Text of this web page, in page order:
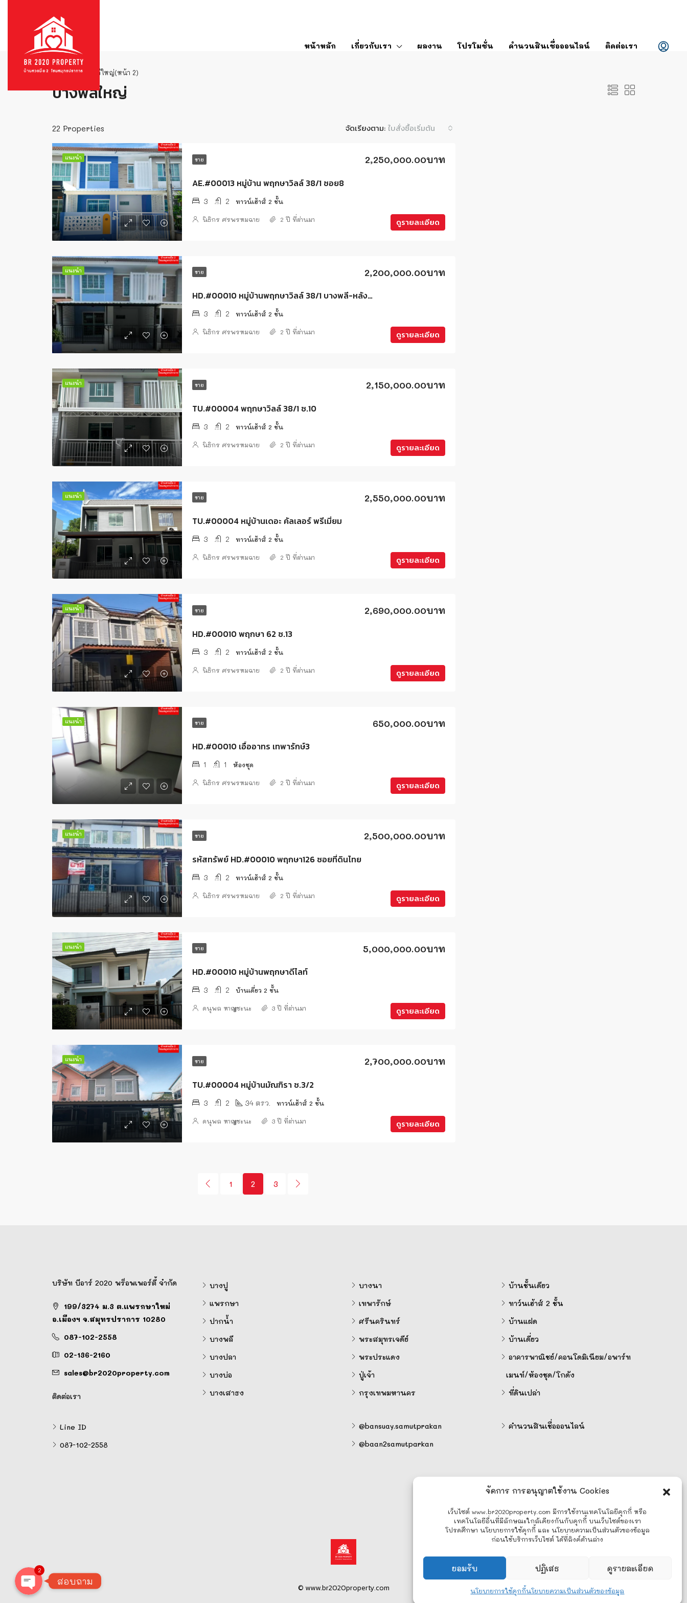
จัดการ การอนุญาตใช้งาน Cookies
เว็บไซต์ www.br2020property.com มีการใช้งานเทคโนโลยีคุกกี้ หรือ
เทคโนโลยีอื่นที่มีลักษณะใกล้เคียงกันกับคุกกี้ บนเว็บไซต์ของเรา
โปรดศึกษา นโยบายการใช้คุกกี้ และ นโยบายความเป็นส่วนตัวของข้อมูล
ก่อนใช้บริการเว็บไซต์ ได้ที่ลิงค์ด้านล่าง
ยอมรับ ปฏิเสธ ดูรายละเอียด
นโยบายการใช้คุกกี้นโยบายความเป็นส่วนตัวของข้อมูล
หน้าหลัก เกี่ยวกับเรา ผลงาน โปรโมชั่น คำนวนสินเชื่อออนไลน์ ติดต่อเรา
บ้าน บางพลีใหญ่(หน้า 2)
บางพลีใหญ่
22 Properties จัดเรียงตาม: ใบสั่งซื้อเริ่มต้น
แนะนำ ขาย
AE.#00013 หมู่บ้าน พฤกษาวิลล์ 38/1 ซอย8
2,250,000.00บาท
3 2 ทาวน์เฮ้าส์ 2 ชั้น
ดูรายละเอียด
นิธิกร ศรพรหมฉาย 2 ปี ที่ผ่านมา
แนะนำ ขาย
HD.#00010 หมู่บ้านพฤกษาวิลล์ 38/1 บางพลี-หลังวัดหนามแดง
2,200,000.00บาท
3 2 ทาวน์เฮ้าส์ 2 ชั้น
ดูรายละเอียด
นิธิกร ศรพรหมฉาย 2 ปี ที่ผ่านมา
แนะนำ ขาย
TU.#00004 พฤกษาวิลล์ 38/1 ซ.10
2,150,000.00บาท
3 2 ทาวน์เฮ้าส์ 2 ชั้น
ดูรายละเอียด
นิธิกร ศรพรหมฉาย 2 ปี ที่ผ่านมา
แนะนำ ขาย
TU.#00004 หมู่บ้านเดอะ คัลเลอร์ พรีเมี่ยม
2,550,000.00บาท
3 2 ทาวน์เฮ้าส์ 2 ชั้น
ดูรายละเอียด
นิธิกร ศรพรหมฉาย 2 ปี ที่ผ่านมา
แนะนำ ขาย
HD.#00010 พฤกษา 62 ซ.13
2,690,000.00บาท
3 2 ทาวน์เฮ้าส์ 2 ชั้น
ดูรายละเอียด
นิธิกร ศรพรหมฉาย 2 ปี ที่ผ่านมา
แนะนำ ขาย
HD.#00010 เอื้ออาทร เทพารักษ์3
650,000.00บาท
1 1 ห้องชุด
ดูรายละเอียด
นิธิกร ศรพรหมฉาย 2 ปี ที่ผ่านมา
แนะนำ ขาย
รหัสทรัพย์ HD.#00010 พฤกษา126 ซอยที่ดินไทย
2,500,000.00บาท
3 2 ทาวน์เฮ้าส์ 2 ชั้น
ดูรายละเอียด
นิธิกร ศรพรหมฉาย 2 ปี ที่ผ่านมา
แนะนำ ขาย
HD.#00010 หมู่บ้านพฤกษาดีไลท์
5,000,000.00บาท
3 2 บ้านเดี่ยว 2 ชั้น
ดูรายละเอียด
ดนุพล หาญชะนะ 3 ปี ที่ผ่านมา
แนะนำ ขาย
TU.#00004 หมู่บ้านมัณฑิรา ซ.3/2
2,700,000.00บาท
3 2 34 ตรว. ทาวน์เฮ้าส์ 2 ชั้น
ดูรายละเอียด
ดนุพล หาญชะนะ 3 ปี ที่ผ่านมา
1 2 3
บริษัท บีอาร์ 2020 พร็อพเพอร์ตี้ จำกัด
199/3274 ม.3 ต.แพรกษาใหม่
อ.เมืองฯ จ.สมุทรปราการ 10280
087-102-2558
02-136-2160
sales@br2020property.com
ติดต่อเรา
Line ID
087-102-2558
บางปู
แพรกษา
ปากน้ำ
บางพลี
บางปลา
บางบ่อ
บางเสาธง
บางนา
เทพารักษ์
ศรีนครินทร์
พระสมุทรเจดีย์
พระประแดง
ปู่เจ้า
กรุงเทพมหานคร
@bansuay.samutprakan
@baan2samutparkan
บ้านชั้นเดียว
ทาว์นเฮ้าส์ 2 ชั้น
บ้านแฝด
บ้านเดี่ยว
อาคารพาณิชย์/คอนโดมิเนียม/อพาร์ท
เมนท์/ห้องชุด/โกดัง
ที่ดินเปล่า
คำนวนสินเชื่อออนไลน์
© www.br2020property.com
2
สอบถาม